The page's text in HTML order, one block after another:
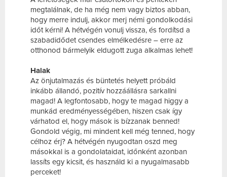
megtalálnak, de ha még nem vagy biztos abban,
hogy merre indulj, akkor merj némi gondolkodási
időt kérni! A hétvégén vonulj vissza, és fordítsd a
szabadidődet csendes elmélkedésre – erre az
otthonod bármelyik eldugott zuga alkalmas lehet!
Halak
Az önjutalmazás és büntetés helyett próbáld
inkább állandó, pozitív hozzáállásra sarkallni
magad! A legfontosabb, hogy te magad higgy a
munkád eredményességében, hiszen csak így
várhatod el, hogy mások is bízzanak benned!
Gondold végig, mi mindent kell még tenned, hogy
célhoz érj? A hétvégén nyugodtan oszd meg
másokkal is a gondolataidat, időnként azonban
lassíts egy kicsit, és használd ki a nyugalmasabb
perceket!